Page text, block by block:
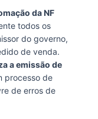
da NF
todos os
do governo,
de venda.
a emissão de
processo de
de erros de